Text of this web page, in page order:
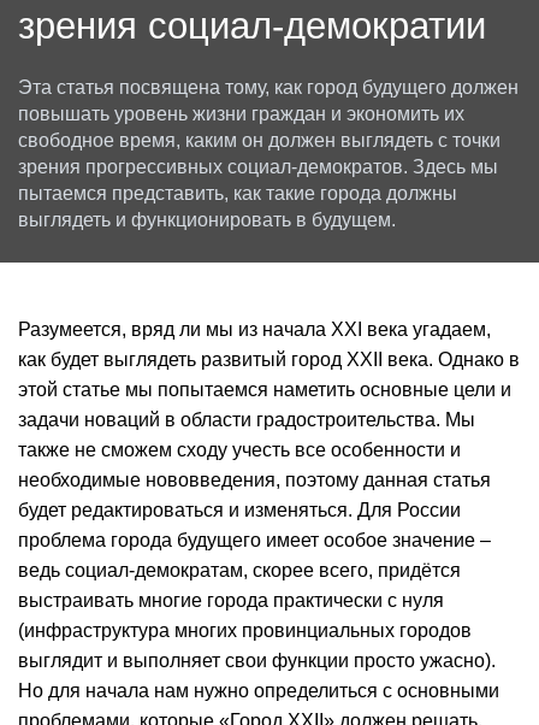
зрения социал-демократии
Эта статья посвящена тому, как город будущего должен
повышать уровень жизни граждан и экономить их
свободное время, каким он должен выглядеть с точки
зрения прогрессивных социал-демократов. Здесь мы
пытаемся представить, как такие города должны
выглядеть и функционировать в будущем.
Разумеется, вряд ли мы из начала XXI века угадаем,
как будет выглядеть развитый город XXII века. Однако в
этой статье мы попытаемся наметить основные цели и
задачи новаций в области градостроительства. Мы
также не сможем сходу учесть все особенности и
необходимые нововведения, поэтому данная статья
будет редактироваться и изменяться. Для России
проблема города будущего имеет особое значение –
ведь социал-демократам, скорее всего, придётся
выстраивать многие города практически с нуля
(инфраструктура многих провинциальных городов
выглядит и выполняет свои функции просто ужасно).
Но для начала нам нужно определиться с основными
проблемами, которые «Город XXII» должен решать.